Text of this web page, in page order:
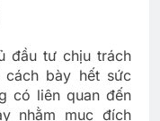
đầu tư chịu trách
bày hết sức
có liên quan đến
nhằm mục đích